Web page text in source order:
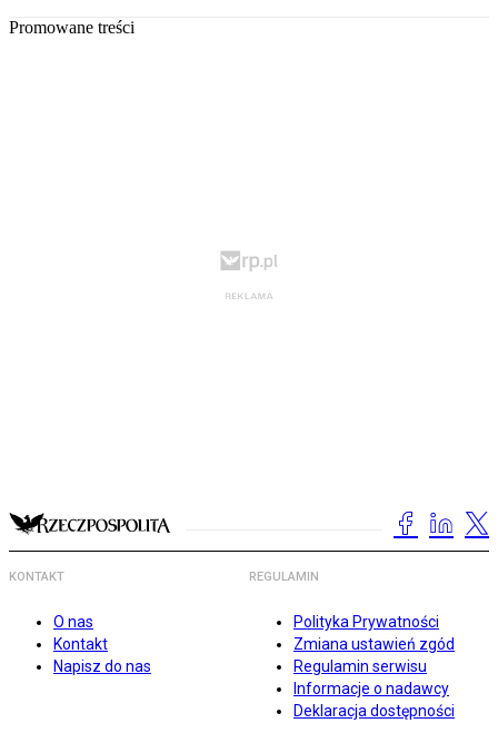
Promowane treści
KONTAKT
O nas
Kontakt
Napisz do nas
REGULAMIN
Polityka Prywatności
Zmiana ustawień zgód
Regulamin serwisu
Informacje o nadawcy
Deklaracja dostępności